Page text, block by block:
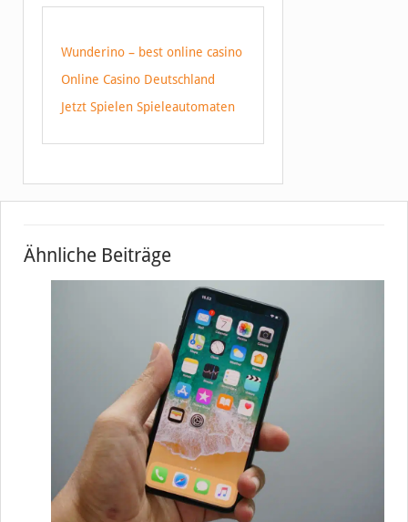
Wunderino – best online casino
Online Casino Deutschland
Jetzt Spielen Spieleautomaten
Ähnliche Beiträge